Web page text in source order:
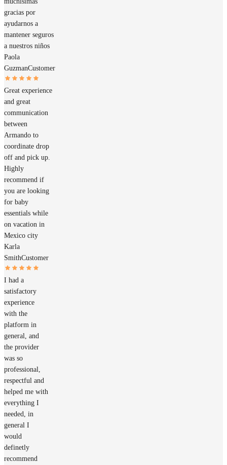
gracias por
ayudarnos a
mantener seguros
a nuestros niños
Paola
GuzmanCustomer
Great experience
and great
communication
between
Armando to
coordinate drop
off and pick up.
Highly
recommend if
you are looking
for baby
essentials while
on vacation in
Mexico city
Karla
SmithCustomer
I had a
satisfactory
experience
with the
platform in
general, and
the provider
was so
professional,
respectful and
helped me with
everything I
needed, in
general I
would
definetly
recommend